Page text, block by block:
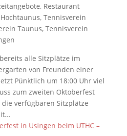
, Restaurant
, Tennisverein
Taunus, Tennisverein
alle Sitzplätze im
von Freunden einer
Pünktlich um 18:00 Uhr viel
zum zweiten Oktoberfest
verfügbaren Sitzplätze